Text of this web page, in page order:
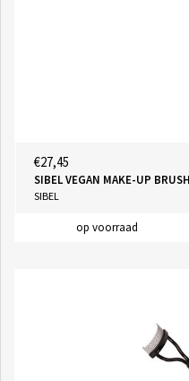
€27,45
SIBEL VEGAN MAKE-UP
SIBEL
op voorraad